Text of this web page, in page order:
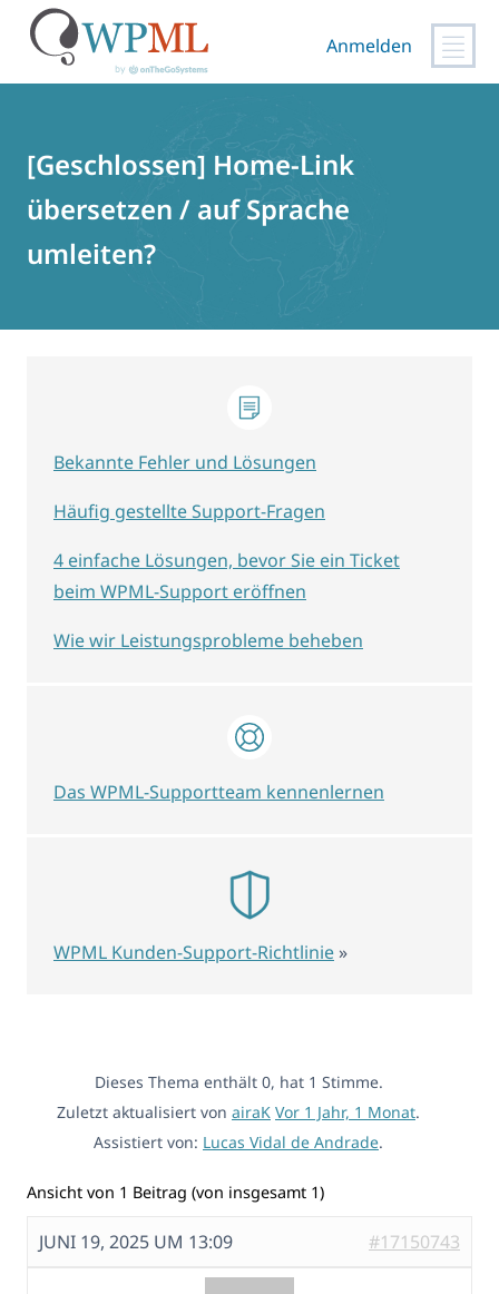
Anmelden
[Geschlossen] Home-Link
übersetzen / auf Sprache
umleiten?
Dieses Thema enthält 0, hat 1 Stimme.
Zuletzt aktualisiert von airaK Vor 1 Jahr, 1 Monat.
Assistiert von: Lucas Vidal de Andrade.
Ansicht von 1 Beitrag (von insgesamt 1)
JUNI 19, 2025 UM 13:09 #17150743
Bekannte Fehler und Lösungen
Häufig gestellte Support-Fragen
4 einfache Lösungen, bevor Sie ein Ticket
beim WPML-Support eröffnen
Wie wir Leistungsprobleme beheben
Das WPML-Supportteam kennenlernen
WPML Kunden-Support-Richtlinie »